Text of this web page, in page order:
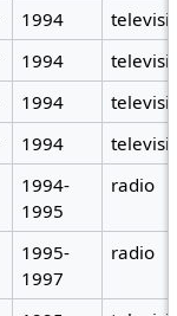
1994
1994
1994
1994
1994-
1995
radio
1995-
1997
radio